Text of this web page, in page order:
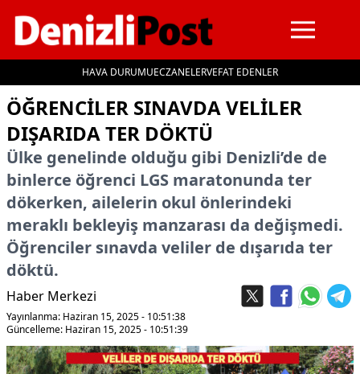
HAVA DURUMUECZANELERVEFAT EDENLER
İçeriğe geç
ÖĞRENCILER SINAVDA VELILER
DIŞARIDA TER DÖKTÜ
Ülke genelinde olduğu gibi Denizli’de de
binlerce öğrenci LGS maratonunda ter
dökerken, ailelerin okul önlerindeki
meraklı bekleyiş manzarası da değişmedi.
Öğrenciler sınavda veliler de dışarıda ter
döktü.
Haber Merkezi
Yayınlanma: Haziran 15, 2025 - 10:51:38
Güncelleme: Haziran 15, 2025 - 10:51:39